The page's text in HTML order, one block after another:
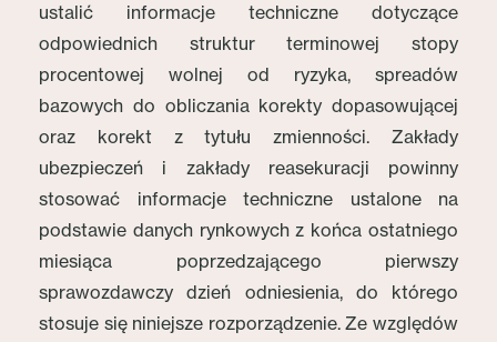
ustalić informacje techniczne dotyczące
odpowiednich struktur terminowej stopy
procentowej wolnej od ryzyka, spreadów
bazowych do obliczania korekty dopasowującej
oraz korekt z tytułu zmienności. Zakłady
ubezpieczeń i zakłady reasekuracji powinny
stosować informacje techniczne ustalone na
podstawie danych rynkowych z końca ostatniego
miesiąca poprzedzającego pierwszy
sprawozdawczy dzień odniesienia, do którego
stosuje się niniejsze rozporządzenie. Ze względów